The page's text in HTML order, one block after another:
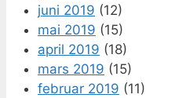
juni 2019 (12)
mai 2019 (15)
april 2019 (18)
mars 2019 (15)
februar 2019 (11)